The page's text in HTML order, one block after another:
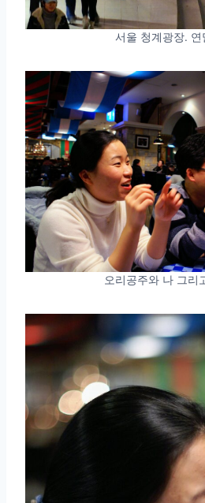
서울 청계광장. 연
오리공주와 나 그리